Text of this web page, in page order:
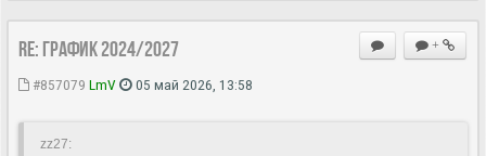
+
Re: ГРАФИК 2024/2027
#857079 LmV 05 май 2026, 13:58
zz27: